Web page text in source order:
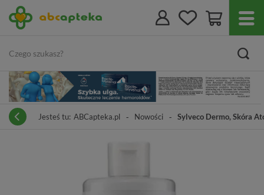
Jesteś tu: ABCapteka.pl Nowości Sylveco Dermo, Skóra